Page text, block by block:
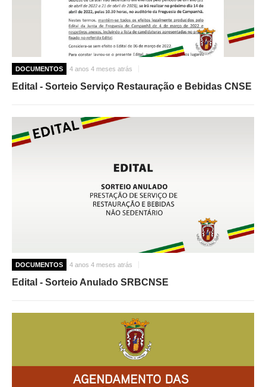
DOCUMENTOS 4 anos 4 meses atrás
Edital - Sorteio Serviço Restauração e Bebidas CNSE
DOCUMENTOS 4 anos 4 meses atrás
Edital - Sorteio Anulado SRBCNSE